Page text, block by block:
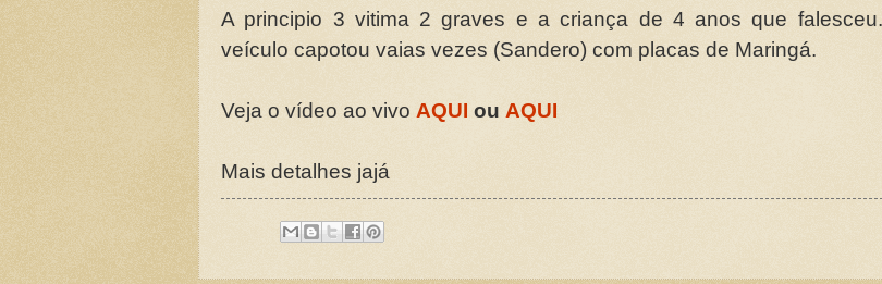
A principio 3 vitima 2 graves e a criança de 4 anos que
veículo capotou vaias vezes (Sandero) com placas de Maringá.
Veja o vídeo ao vivo AQUI ou AQUI
Mais detalhes jajá